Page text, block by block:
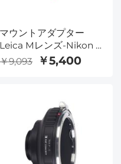
マウントアダプター
Leica Mレンズ-Nikon Z
カメラ装着 ライカM-ニ
コンZ 無限遠実現 高精度
￥9,093 ￥5,400